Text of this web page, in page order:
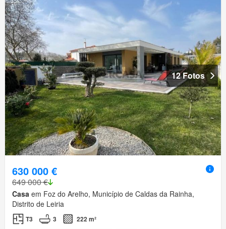
12 Fotos
630 000 €
649 000 €
Casa em Foz do Arelho, Município de Caldas da Rainha,
Distrito de Leiria
T3 3 222 m²